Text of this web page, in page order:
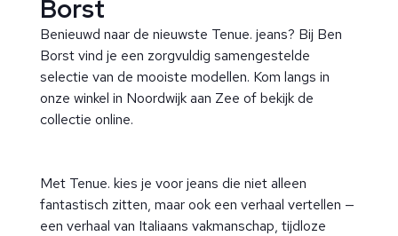
Borst
Benieuwd naar de nieuwste Tenue. jeans? Bij Ben
Borst vind je een zorgvuldig samengestelde
selectie van de mooiste modellen. Kom langs in
onze winkel in Noordwijk aan Zee of bekijk de
collectie online.
Met Tenue. kies je voor jeans die niet alleen
fantastisch zitten, maar ook een verhaal vertellen —
een verhaal van Italiaans vakmanschap, tijdloze